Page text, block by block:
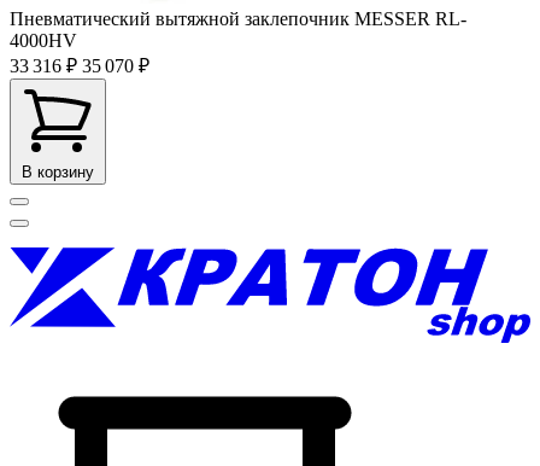
Пневматический вытяжной заклепочник MESSER RL-
4000HV
33 316 ₽ 35 070 ₽
В корзину